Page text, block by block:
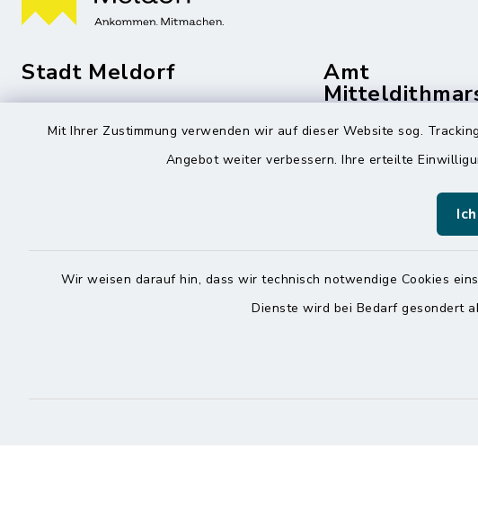
Mit Ihrer Zustimmung verwenden wir auf dieser Website sog.
Angebot weiter verbessern. Ihre erteilte
Wir weisen darauf hin, dass wir technisch notwendige Cookies
Dienste wird bei Bedarf gesondert
Stadt Meldorf Amt
Roggenstraße 14
25704 Meldorf
04832 6065-0
04832 6065-